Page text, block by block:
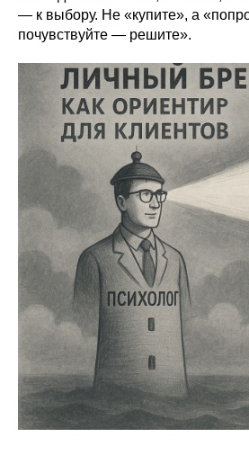
— к выбору. Не «купите», а
почувствуйте — решите».